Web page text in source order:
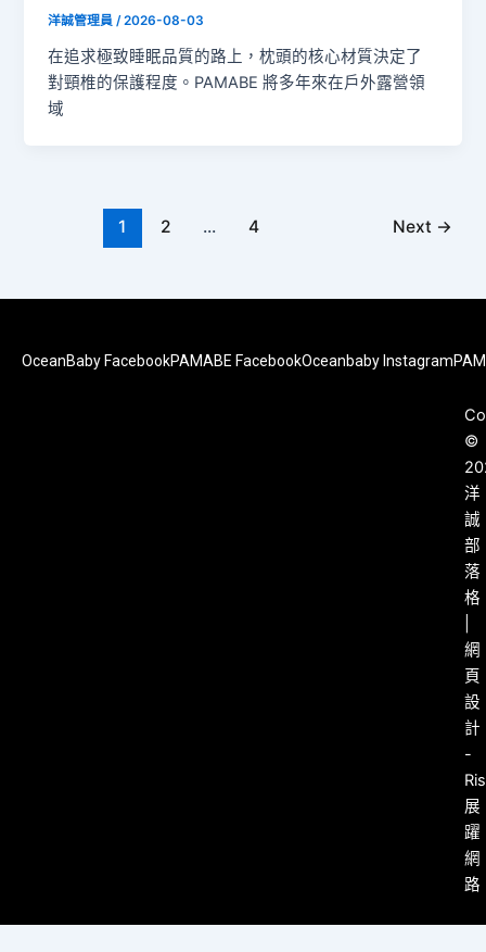
洋誠管理員/2026-08-03
在追求極致睡眠品質的路上，枕頭的核心材質決定了
對頸椎的保護程度。PAMABE 將多年來在戶外露營領
域
1 2 ... 4 Next →
OceanBaby FacebookPAMABE FacebookOceanbaby Instagram
©
洋
誠
部
落
格
網
頁
設
計
-
展
躍
網
路